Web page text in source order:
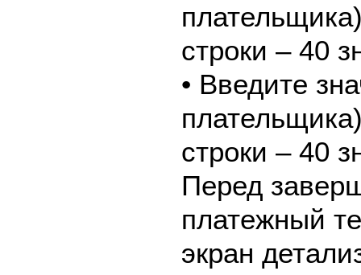
строки – 40
• Введите
строки – 40
Перед
платежный
экран